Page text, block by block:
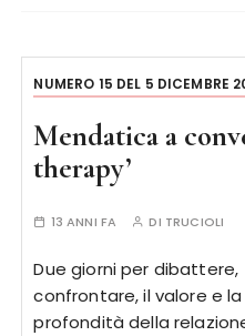
NUMERO 15 DEL 5 DICEMBRE
Mendatica a
therapy’
13 ANNI FA DI TRUCIOLI
Due giorni per dibattere,
confrontare, il valore e la
profondità della